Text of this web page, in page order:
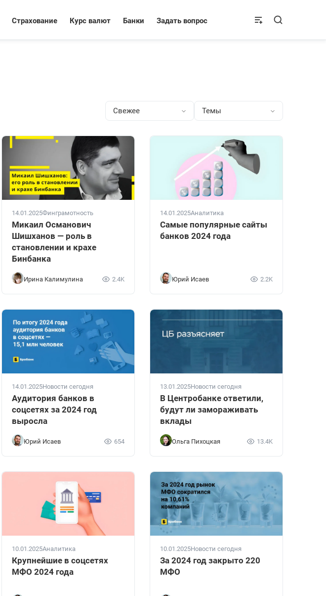
Страхование Курс валют Банки Задать вопрос
Свежее Темы
14.01.2025Финграмотность
Микаил Османович
Шишханов — роль в
становлении и крахе
Бинбанка
Ирина Калимулина 2.4K
14.01.2025Аналитика
Самые популярные сайты
банков 2024 года
Юрий Исаев 2.2K
14.01.2025Новости сегодня
Аудитория банков в
соцсетях за 2024 год
выросла
Юрий Исаев 654
13.01.2025Новости сегодня
В Центробанке ответили,
будут ли замораживать
вклады
Ольга Пихоцкая 13.4K
10.01.2025Аналитика
Крупнейшие в соцсетях
МФО 2024 года
10.01.2025Новости сегодня
За 2024 год закрыто 220
МФО